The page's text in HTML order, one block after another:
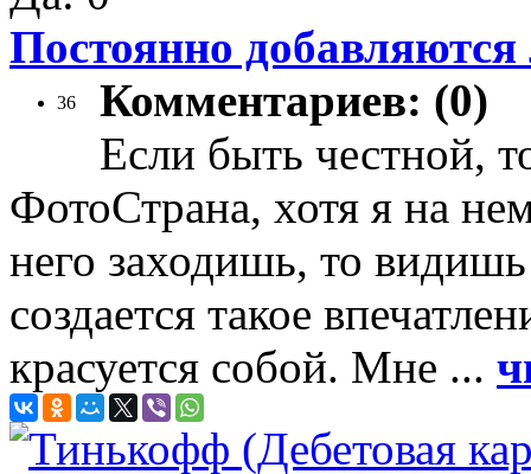
Постоянно
36
Комментариев: (0)
Если быть честной,
ФотоСтрана, хотя я на
него заходишь, то
создается такое
красуется собой. Мне ...